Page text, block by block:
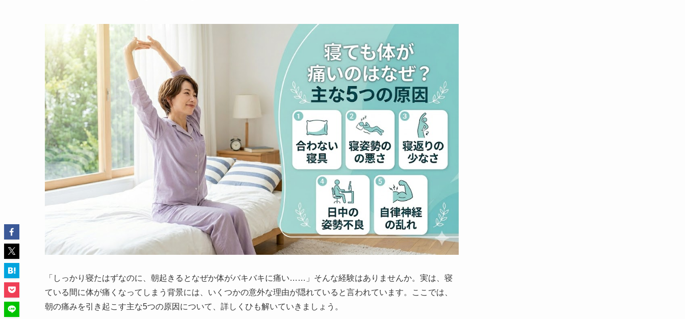
「しっかり寝たはずなのに、朝起きるとなぜか体がバキバキに痛い……」そんな経験はありませんか。実は、寝
ている間に体が痛くなってしまう背景には、いくつかの意外な理由が隠れていると言われています。ここでは、
朝の痛みを引き起こす主な5つの原因について、詳しくひも解いていきましょう。